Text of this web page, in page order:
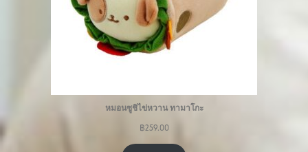
หมอนซูชิไข่หวาน ทามาโกะ
฿259.00